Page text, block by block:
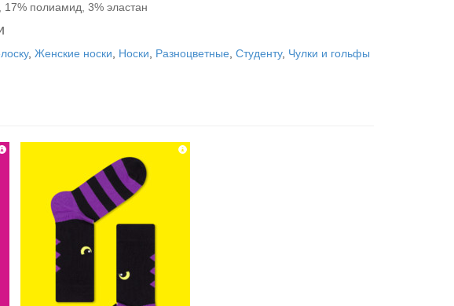
17% полиамид, 3% эластан
, Женские носки Носки Разноцветные Студенту, Чулки и гольфы